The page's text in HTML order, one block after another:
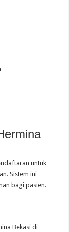
untuk
Sistem ini
bagi pasien.
Bekasi di